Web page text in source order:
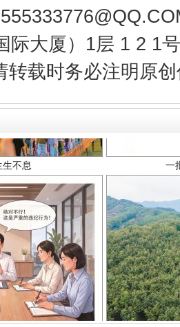
际大厦）1层 1 2 1
转载时务必注明原
不息 一
免责幌子